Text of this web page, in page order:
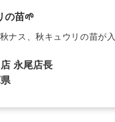
の苗🌱
ナス、秋キュウリの苗が入
永尾店長